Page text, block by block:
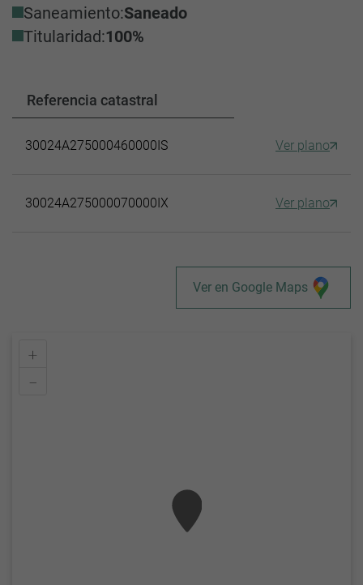
Saneamiento:Saneado
Titularidad:100%
Referencia catastral
30024A275000460000IS Ver plano
30024A275000070000IX Ver plano
Ver en Google Maps
+
–